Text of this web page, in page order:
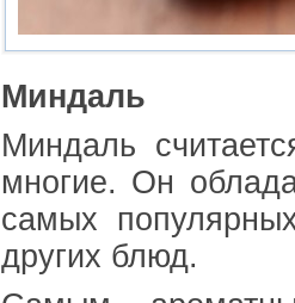
Миндаль
Миндаль
многие. Он
самых
других блюд.